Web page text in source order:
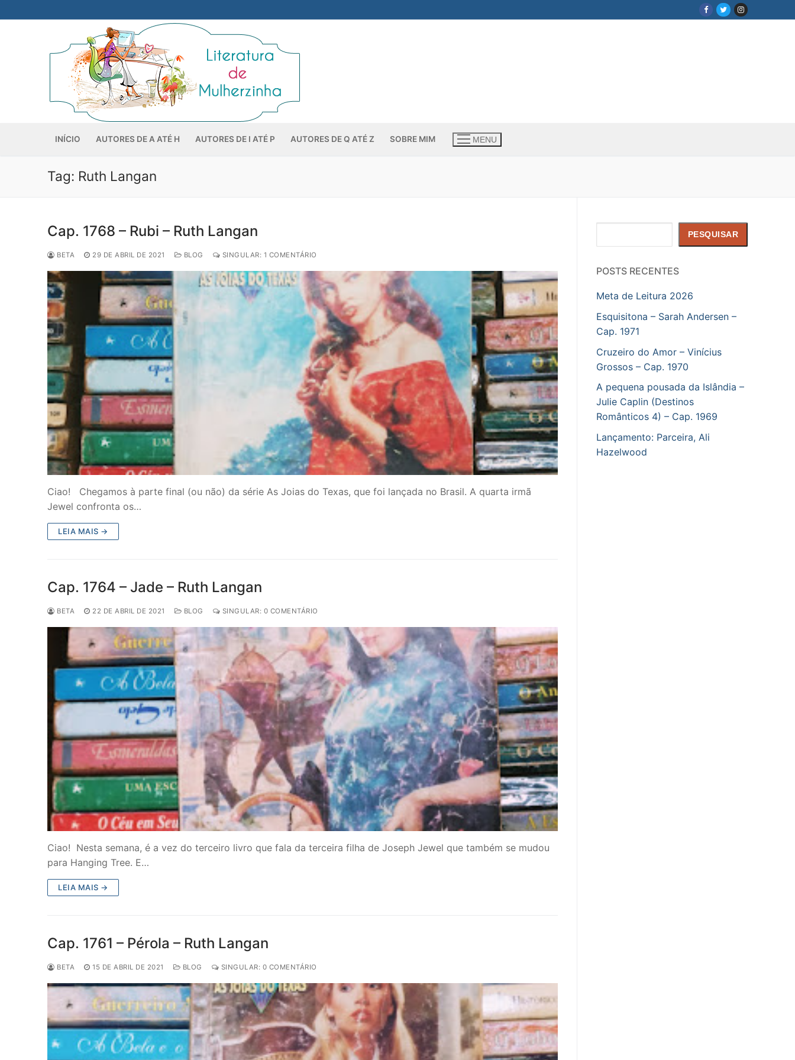
para
INÍCIO AUTORES DE A ATÉ H AUTORES DE I ATÉ P AUTORES DE Q ATÉ Z SOBRE MIM MENU
Tag: Ruth Langan
Cap. 1768 – Rubi – Ruth Langan
BETA 29 DE ABRIL DE 2021 BLOG SINGULAR: 1 COMENTÁRIO
Ciao! Chegamos à parte final (ou não) da série As Joias do Texas, que foi lançada no Brasil. A quarta irmã
Jewel confronta os…
LEIA MAIS →
Cap. 1764 – Jade – Ruth Langan
BETA 22 DE ABRIL DE 2021 BLOG SINGULAR: 0 COMENTÁRIO
Ciao! Nesta semana, é a vez do terceiro livro que fala da terceira filha de Joseph Jewel que também se mudou
para Hanging Tree. E…
LEIA MAIS →
Cap. 1761 – Pérola – Ruth Langan
BETA 15 DE ABRIL DE 2021 BLOG SINGULAR: 0 COMENTÁRIO
PESQUISAR
POSTS RECENTES
Meta de Leitura 2026
Esquisitona – Sarah Andersen –
Cap. 1971
Cruzeiro do Amor – Vinícius
Grossos – Cap. 1970
A pequena pousada da Islândia –
Julie Caplin (Destinos
Românticos 4) – Cap. 1969
Lançamento: Parceira, Ali
Hazelwood